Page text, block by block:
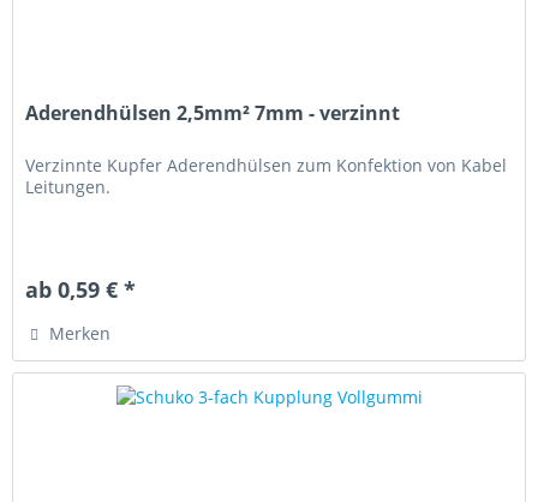
Aderendhülsen 2,5mm² 7mm - verzinnt
Verzinnte Kupfer Aderendhülsen zum Konfektion von Kabel
Leitungen.
ab 0,59 € *
Merken